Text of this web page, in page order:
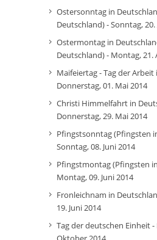
Ostersonntag in
Deutschland) - Sonntag,
Ostermontag in
Deutschland) - Montag, 21.
Maifeiertag - Tag der
Donnerstag, 01. Mai 2014
Christi Himmelfahrt in
Donnerstag, 29. Mai 2014
Pfingstsonntag (Pfingsten
Sonntag, 08. Juni 2014
Pfingstmontag (Pfingsten
Montag, 09. Juni 2014
Fronleichnam in
19. Juni 2014
Tag der deutschen Einheit -